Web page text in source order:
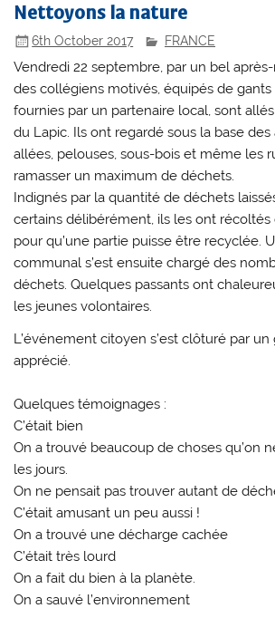
Nettoyons la nature
6th October 2017 FRANCE
Vendredi 22 septembre, par un bel
des collégiens motivés, équipés de
fournies par un partenaire local, sont
du Lapic. Ils ont regardé sous la base des
allées, pelouses, sous-bois et même les
ramasser un maximum de déchets.
Indignés par la quantité de déchets
certains délibérément, ils les ont récoltés
pour qu’une partie puisse être recyclée.
communal s’est ensuite chargé des
déchets. Quelques passants ont
les jeunes volontaires.
L’événement citoyen s’est clôturé par
apprécié.
Quelques témoignages :
C’était bien
On a trouvé beaucoup de choses qu’on
les jours.
On ne pensait pas trouver autant de
C’était amusant un peu aussi !
On a trouvé une décharge cachée
C’était très lourd
On a fait du bien à la planète.
On a sauvé l’environnement